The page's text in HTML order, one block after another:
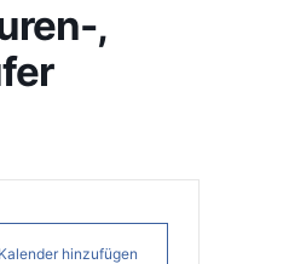
,
hinzufügen